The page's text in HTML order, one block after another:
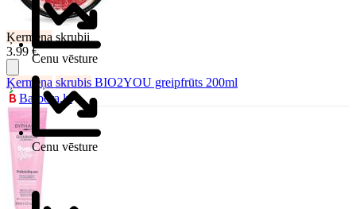
Ķermeņa skrubji
3.99 €
Ķermeņa skrubis BIO2YOU greipfrūts 200ml
Barbora.lv
Cenu vēsture
Cenu vēsture